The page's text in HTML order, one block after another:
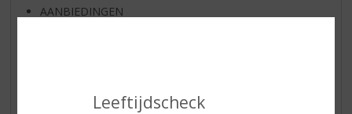
Leeftijdscheck
AANBIEDINGEN
BIER VAN DE MAAND